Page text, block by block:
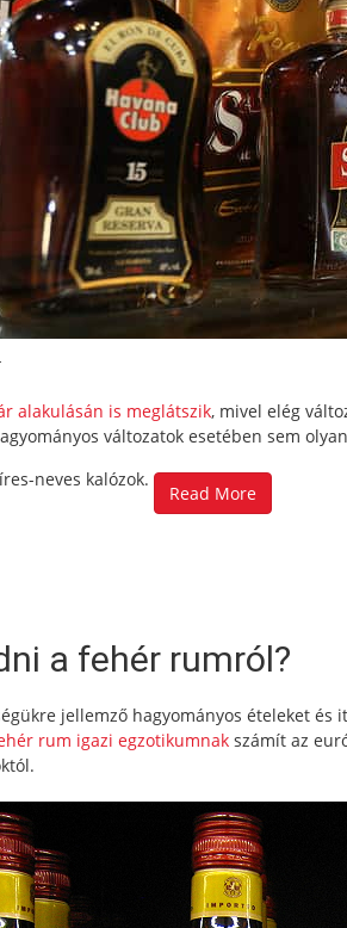
alakulásán is meglátszik, mivel elég
változatok esetében sem
neves kalózok.
Read More
a fehér rumról?
jellemző hagyományos ételeket
rum igazi egzotikumnak számít az